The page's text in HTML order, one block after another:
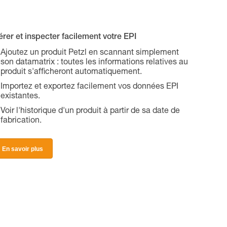
et inspecter facilement votre EPI
Ajoutez un produit Petzl en scannant simplement
son datamatrix : toutes les informations relatives au
produit s'afficheront automatiquement.
Importez et exportez facilement vos données EPI
existantes.
Voir l'historique d'un produit à partir de sa date de
fabrication.
En savoir plus